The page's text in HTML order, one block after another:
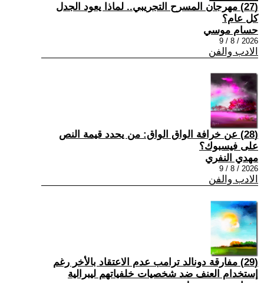
(27) مهرجان المسرح التجريبي.. لماذا يعود الجدل
كل عام؟
حسام موسي
2026 / 8 / 9
الادب والفن
(28) عن خرافة الواق الواق: من يحدد قيمة النص
على فيسبوك؟
مهدي النفري
2026 / 8 / 9
الادب والفن
(29) مفارقة دونالد ترامب عدم الاعتقاد بالأخر رغم
إستخدام العنف ضد شخصيات خلفياتهم ليبرالية